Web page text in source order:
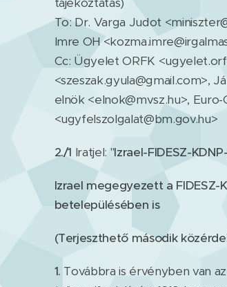
To: Dr. Varga Judot
Imre OH
Cc: Ügyelet ORFK
<szeszak.gyula@gmail.com>,
elnök <elnok@mvsz.hu>,
<ugyfelszolgalat@bm.gov.hu>
2./1 Iratjel: "Izrael-FIDESZ-
Izrael megegyezett a FIDESZ-
betelepülésében is
(Terjeszthető második
1. Továbbra is érvényben van az